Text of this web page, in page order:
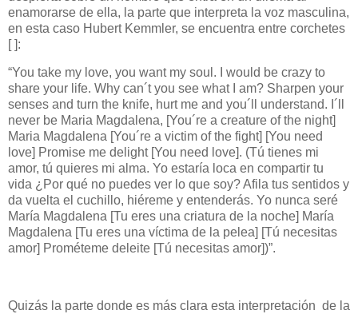
enamorarse de ella, la parte que interpreta la voz masculina,
en esta caso Hubert Kemmler, se encuentra entre corchetes
[ ]:
“You take my love, you want my soul. I would be crazy to
share your life. Why can´t you see what I am? Sharpen your
senses and turn the knife, hurt me and you´ll understand. I´ll
never be Maria Magdalena, [You´re a creature of the night]
Maria Magdalena [You´re a victim of the fight] [You need
love] Promise me delight [You need love]. (Tú tienes mi
amor, tú quieres mi alma. Yo estaría loca en compartir tu
vida ¿Por qué no puedes ver lo que soy? Afila tus sentidos y
da vuelta el cuchillo, hiéreme y entenderás. Yo nunca seré
María Magdalena [Tu eres una criatura de la noche] María
Magdalena [Tu eres una víctima de la pelea] [Tú necesitas
amor] Prométeme deleite [Tú necesitas amor])”.
Quizás la parte donde es más clara esta interpretación de la